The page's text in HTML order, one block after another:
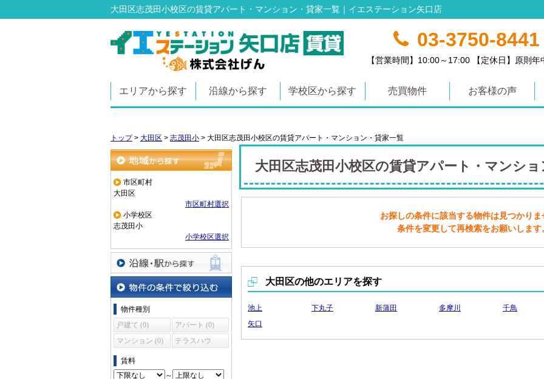
大田区志茂田小校区の賃貸アパート・マンション・貸家一覧｜イエステーション矢口店
03-3750-8441
【営業時間】10:00～17:00 【定休日】原則年
エリアから探す 沿線から探す 学校区から探す 売買物件 お客様の声
トップ> 大田区 > 志茂田小 > 大田区志茂田小校区の賃貸アパート・マンション・貸家一覧
地域から探す
市区町村
大田区
市区町村選択
小学校区
志茂田小
小学校区選択
沿線・駅から探す
物件の条件で絞り込む
物件種別
戸建て (0)
アパート (0)
マンション (0)
テラスハウ
賃料
～
大田区志茂田小校区の賃貸アパート・マンショ
お探しの条件に該当する物件は見つかりま
条件を変更して再検索をお願いします
大田区の他のエリアを探す
池上 下丸子 新蒲田 多摩川 千鳥
矢口